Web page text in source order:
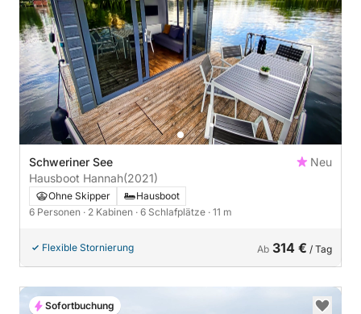
Schweriner See
Neu
Hausboot Hannah(2021)
Ohne Skipper
Hausboot
6 Personen · 2 Kabinen · 6 Schlafplätze · 11 m
Flexible Stornierung Ab 314 € / Tag
Sofortbuchung